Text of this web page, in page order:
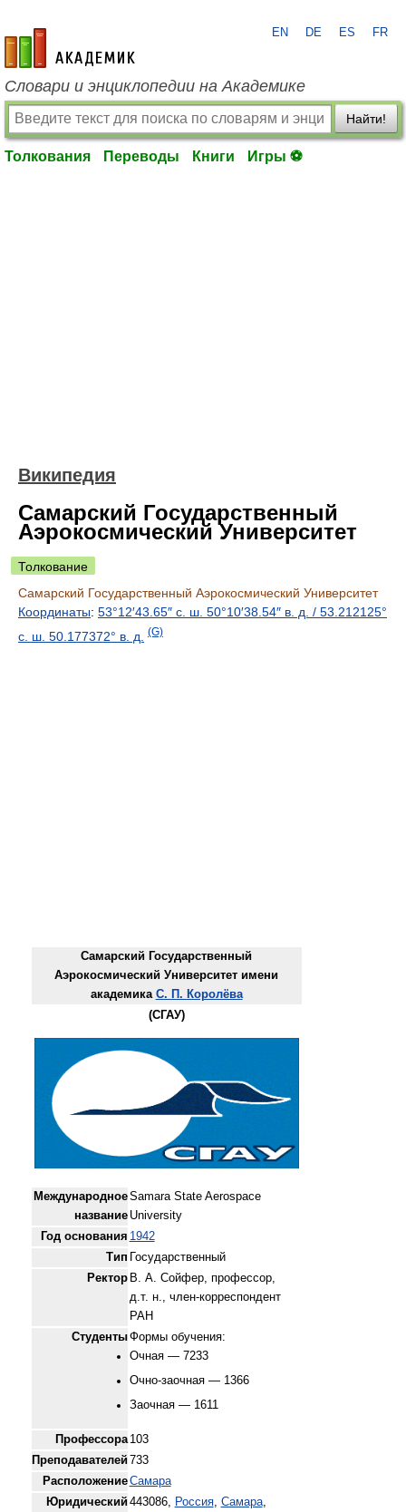
academic.ru
EN DE ES FR
Словари и энциклопедии на Академике
Найти!
Толкования Переводы Книги Игры ⚽
Википедия
Самарский Государственный
Аэрокосмический Университет
Толкование
Самарский Государственный Аэрокосмический Университет
Координаты: 53°12′43.65″ с. ш. 50°10′38.54″ в. д. / 53.212125°
с. ш. 50.177372° в. д. (G)
Самарский Государственный
Аэрокосмический Университет имени
академика С. П. Королёва
(СГАУ)
Международное
название
Samara State Aerospace
University
Год основания 1942
Тип Государственный
Ректор В. А. Сойфер, профессор,
д.т. н., член-корреспондент
РАН
СтудентыФормы обучения:
Очная — 7233
Очно-заочная — 1366
Заочная — 1611
Профессора 103
Преподавателей 733
РасположениеСамара
Юридический 443086, Россия, Самара,